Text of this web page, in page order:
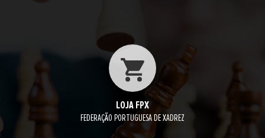
LOJA FPX
FEDERAÇÃO PORTUGUESA DE XADREZ